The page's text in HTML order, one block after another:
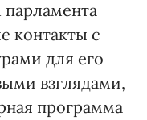
контакты с
для его
взглядами,
программа